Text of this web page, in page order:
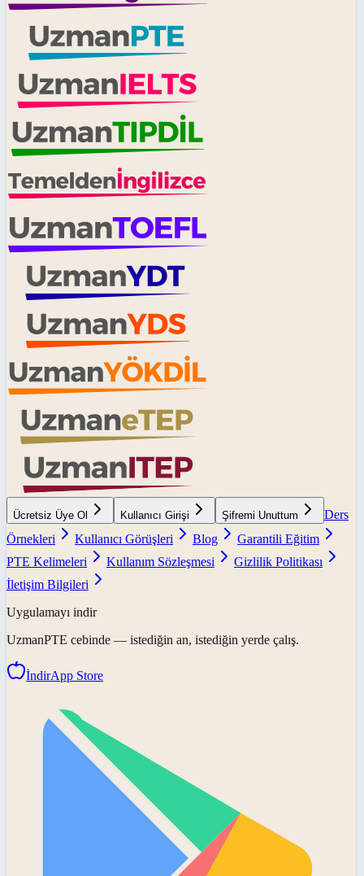
Ücretsiz Üye Ol Kullanıcı Girişi Şifremi Unuttum
Ders
Örnekleri
Kullanıcı Görüşleri Blog
Garantili Eğitim
PTE Kelimeleri
Kullanım Sözleşmesi
Gizlilik Politikası
İletişim Bilgileri
Uygulamayı indir
UzmanPTE cebinde — istediğin an, istediğin yerde çalış.
İndirApp Store